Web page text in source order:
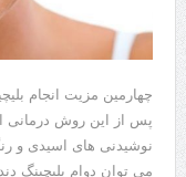
چهارمین مزیت انجام
پس از این روش درمانی
نوشیدنی های اسیدی و
می توان دوام بلیچینگ